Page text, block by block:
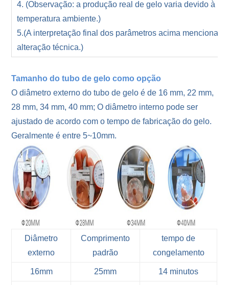
4. (Observação: a produção real de gelo varia devido à
temperatura ambiente.)
5.(A interpretação final dos parâmetros acima
alteração técnica.)
Tamanho do tubo de gelo como opção
O diâmetro externo do tubo de gelo é de 16 mm, 22 mm,
28 mm, 34 mm, 40 mm; O diâmetro interno pode ser
ajustado de acordo com o tempo de fabricação do gelo.
Geralmente é entre 5~10mm.
Diâmetro
externo
Comprimento
padrão
tempo de
congelamento
16mm 25mm 14 minutos